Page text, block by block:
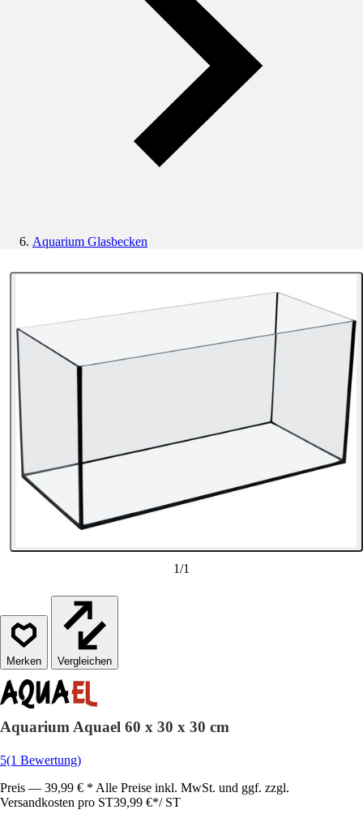
Aquarium Glasbecken
1/1
Vergleichen
Aquarium Aquael 60 x 30 x 30 cm
5(1 Bewertung)
Preis — 39,99 € * Alle Preise inkl. MwSt. und ggf. zzgl.
Versandkosten pro ST39,99 €*/ ST